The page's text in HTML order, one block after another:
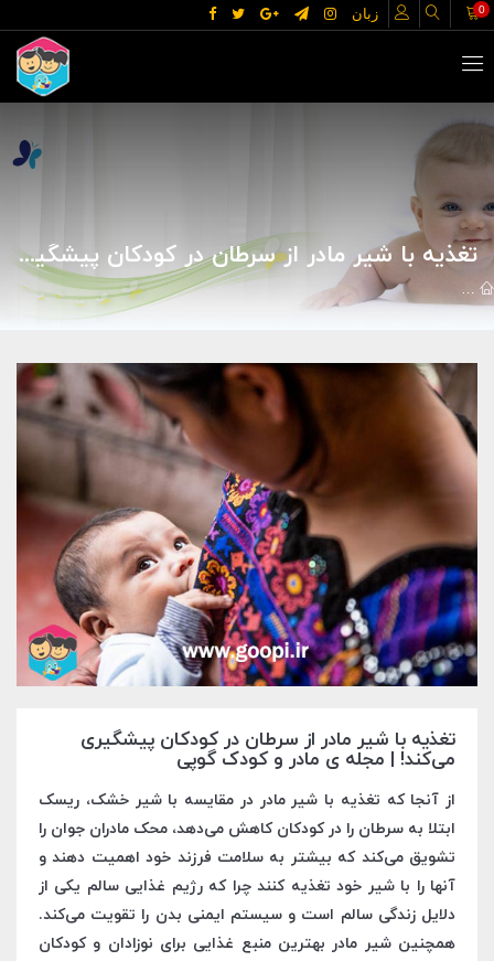
زبان 0
تغذیه با شیر مادر از سرطان در کودکان پیشگیری می‌کند! | مجله ی مادر و کودک گوپی
سلامت و تغذیه تغذیه با شیر مادر از سرطان در کودکان
تغذیه با شیر مادر از سرطان در کودکان پیشگیری
می‌کند! | مجله ی مادر و کودک گوپی
از آنجا که تغذیه با شیر مادر در مقایسه با شیر خشک، ریسک
ابتلا به سرطان را در کودکان کاهش می‌دهد، محک مادران جوان را
تشویق می‌کند که بیشتر به سلامت فرزند خود اهمیت دهند و
آنها را با شیر خود تغذیه کنند چرا که رژیم غذایی سالم یکی از
دلایل زندگی سالم است و سیستم ایمنی بدن را تقویت می‌کند.
همچنین شیر مادر بهترین منبع غذایی برای نوزادان و کودکان